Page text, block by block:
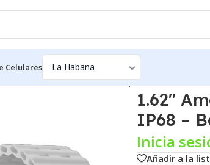
Celulares
Smartwatch S7 Ultra Waterproof IP68 –
1.62″
IP68 –
Inicia
Añadir a la